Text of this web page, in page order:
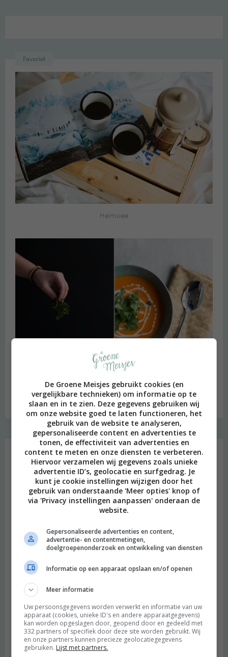
Favoriet
Heimwee
Budget recept: Linzensoep met kokosmelk
Instagram Merel
De Groene Meisjes gebruikt cookies (en
vergelijkbare technieken) om informatie op te
slaan en in te zien. Deze gegevens gebruiken wij
om onze website goed te laten functioneren, het
gebruik van de website te analyseren,
gepersonaliseerde content en advertenties te
tonen, de effectiviteit van advertenties en
content te meten en onze diensten te verbeteren.
Hiervoor verzamelen wij gegevens zoals unieke
advertentie ID’s, geolocatie en surfgedrag. Je
kunt je cookie instellingen wijzigen door het
gebruik van onderstaande 'Meer opties' knop of
via 'Privacy instellingen aanpassen' onderaan de
website.
Gepersonaliseerde advertenties en content,
advertentie- en contentmetingen,
doelgroepenonderzoek en ontwikkeling van diensten
Informatie op een apparaat opslaan en/of openen
Meer informatie
Uw persoonsgegevens worden verwerkt en informatie van uw
apparaat (cookies, unieke ID's en andere apparaatgegevens)
kan worden opgeslagen door, geopend door en gedeeld met
332 partners of specifiek door deze site worden gebruikt. Wij
en onze partners kunnen precieze geolocatiegegevens
gebruiken. Lijst met partners.